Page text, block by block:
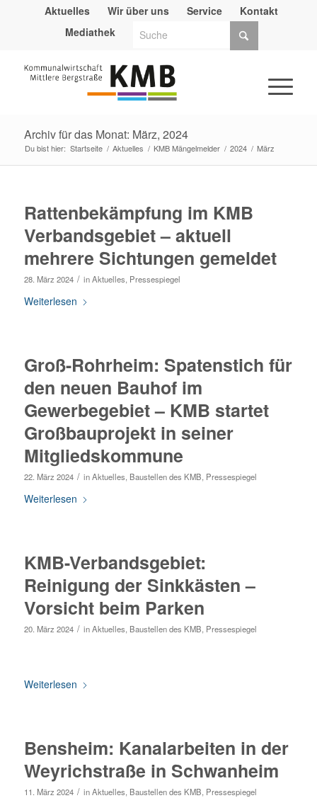
Aktuelles Wir über uns Service
Kontakt
Mediathek
Archiv für das Monat: März, 2024
Du bist hier: Startseite / Aktuelles / KMB Mängelmelder / 2024 / März
Rattenbekämpfung im KMB
Verbandsgebiet – aktuell
mehrere Sichtungen gemeldet
28. März 2024 / inAktuelles, Pressespiegel
Weiterlesen
Groß-Rohrheim: Spatenstich für
den neuen Bauhof im
Gewerbegebiet – KMB startet
Großbauprojekt in seiner
Mitgliedskommune
22. März 2024 / inAktuelles, Baustellen des KMB, Pressespiegel
Weiterlesen
KMB-Verbandsgebiet:
Reinigung der Sinkkästen –
Vorsicht beim Parken
20. März 2024 / inAktuelles, Baustellen des KMB, Pressespiegel
Weiterlesen
Bensheim: Kanalarbeiten in der
Weyrichstraße in Schwanheim
11. März 2024 / inAktuelles, Baustellen des KMB, Pressespiegel